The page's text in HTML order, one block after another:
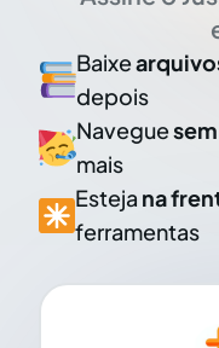
Baixe
depois
Navegue
mais
Esteja na
ferramentas